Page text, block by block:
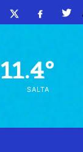
11.4º
SALTA